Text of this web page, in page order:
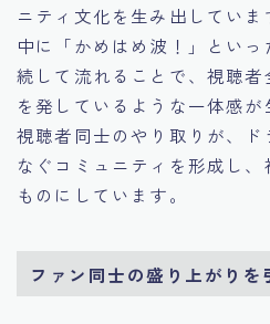
ニティ文化を生み出してい
中に「かめはめ波！」とい
続して流れることで、視聴
を発しているような一体感
視聴者同士のやり取りが、
なぐコミュニティを形成し
ものにしています。
ファン同士の盛り上がり